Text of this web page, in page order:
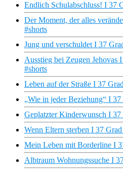
Endlich Schulabschluss! I 37
Der Moment, der alles
#shorts
Jung und verschuldet I 37
Ausstieg bei Zeugen
#shorts
Leben auf der Straße I 37
„Wie in jeder Beziehung“ I
Geplatzter Kinderwunsch I
Wenn Eltern sterben I 37
Mein Leben mit Borderline I
Albtraum Wohnungssuche I